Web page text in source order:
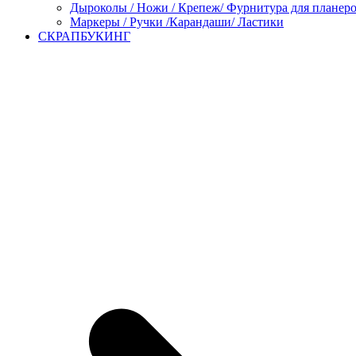
Дыроколы / Ножи / Крепеж/ Фурнитура для
Маркеры / Ручки /Карандаши/ Ластики
СКРАПБУКИНГ